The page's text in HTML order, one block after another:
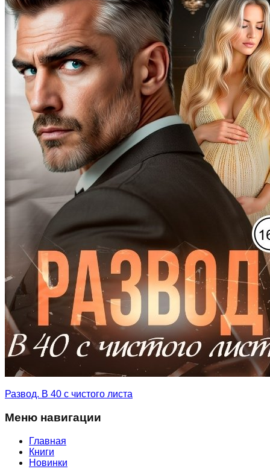
Развод. В 40 с чистого листа
Меню навигации
Главная
Книги
Новинки